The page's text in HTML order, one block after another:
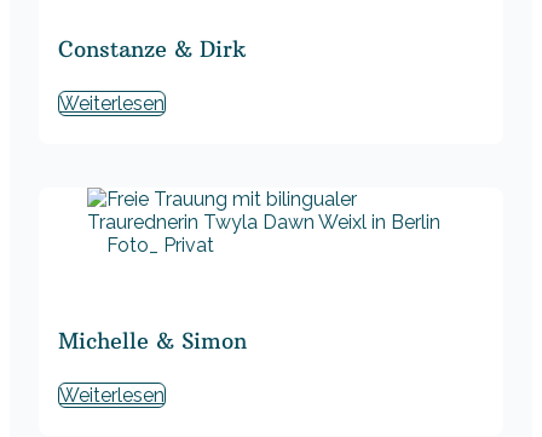
Constanze & Dirk
Weiterlesen
Foto_ Privat
Michelle & Simon
Weiterlesen